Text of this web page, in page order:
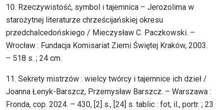
10. Rzeczywistość, symbol i tajemnica – Jerozolima w
starożytnej literaturze chrześcijańskiej okresu
przedchalcedońskiego / Mieczysław C. Paczkowski. –
Wrocław : Fundacja Komisariat Ziemi Świętej Kraków, 2003.
– 518 s. ; 24 cm.
11. Sekrety mistrzów : wielcy twórcy i tajemnice ich dzieł /
Joanna Łenyk-Barszcz, Przemysław Barszcz. – Warszawa :
Fronda, cop. 2024. – 430, [2] s., [24] s. tablic : fot, il., portr. ; 23